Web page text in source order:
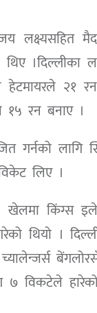
लक्ष्यसहित
थिए
हेटमायरले २१
१५ रन बनाए ।
गर्नको
लिए ।
खेलमा किंग्स
थियो ।
च्यालेन्जर्स
७ विकटेले